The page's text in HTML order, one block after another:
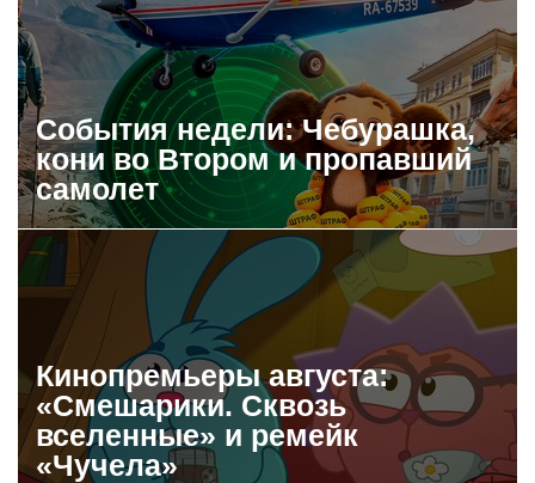
События недели: Чебурашка,
кони во Втором и пропавший
самолет
Кинопремьеры августа:
«Смешарики. Сквозь
вселенные» и ремейк
«Чучела»